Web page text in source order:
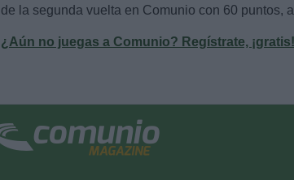
de la segunda vuelta en Comunio con 60 puntos,
¿Aún no juegas a Comunio? Regístrate, ¡gratis!